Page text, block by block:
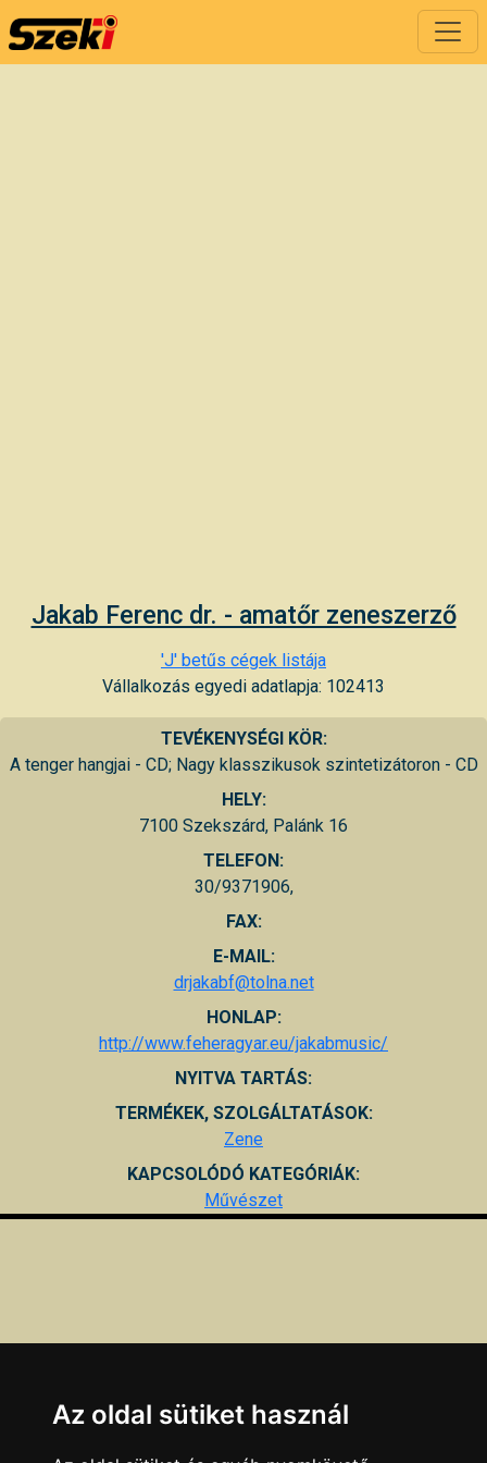
Jakab Ferenc dr. - amatőr zeneszerző
'J' betűs cégek listája
Vállalkozás egyedi adatlapja: 102413
TEVÉKENYSÉGI KÖR:
A tenger hangjai - CD; Nagy klasszikusok szintetizátoron - CD
HELY:
7100 Szekszárd, Palánk 16
TELEFON:
30/9371906,
FAX:
E-MAIL:
drjakabf@tolna.net
HONLAP:
http://www.feheragyar.eu/jakabmusic/
NYITVA TARTÁS:
TERMÉKEK, SZOLGÁLTATÁSOK:
Zene
KAPCSOLÓDÓ KATEGÓRIÁK:
Művészet
Az oldal sütiket használ